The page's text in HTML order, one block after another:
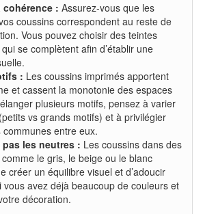
cohérence : Assurez-vous que les
coussins correspondent au reste de
Vous pouvez choisir des teintes
se complètent afin d’établir une
: Les coussins imprimés apportent
et cassent la monotonie des espaces
plusieurs motifs, pensez à varier
vs grands motifs) et à privilégier
entre eux.
pas les neutres : Les coussins dans des
le gris, le beige ou le blanc
créer un équilibre visuel et d’adoucir
vous avez déjà beaucoup de couleurs et
décoration.